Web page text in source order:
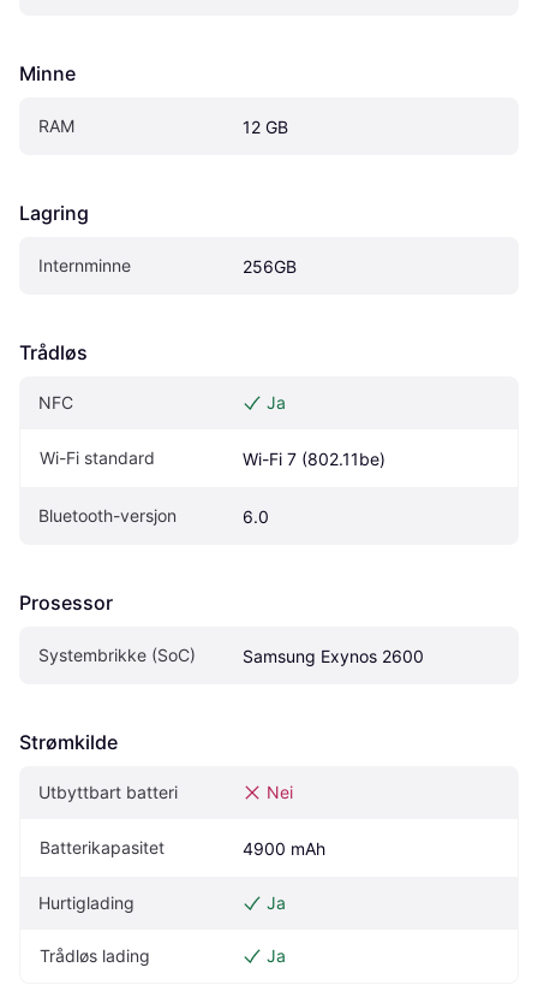
Minne
RAM 12 GB
Lagring
Internminne 256GB
Trådløs
NFC Ja
Wi-Fi standard Wi-Fi 7 (802.11be)
Bluetooth-versjon 6.0
Prosessor
Systembrikke (SoC) Samsung Exynos 2600
Strømkilde
Utbyttbart batteri Nei
Batterikapasitet 4900 mAh
Hurtiglading Ja
Trådløs lading Ja